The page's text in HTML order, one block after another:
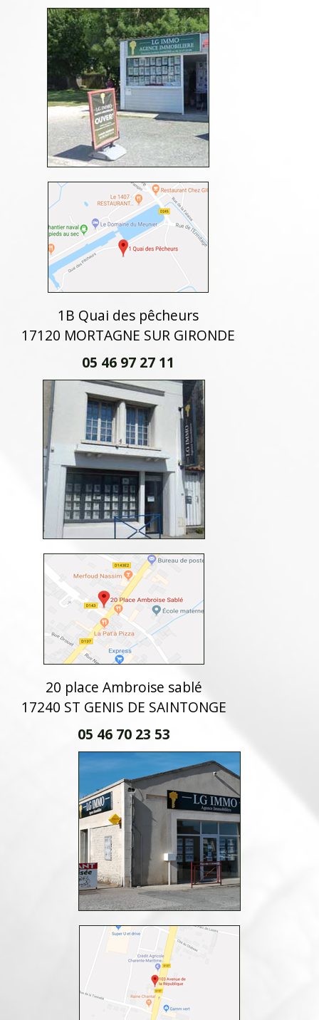
1B Quai des pêcheurs
17120 MORTAGNE SUR GIRONDE
05 46 97 27 11
20 place Ambroise sablé
17240 ST GENIS DE SAINTONGE
05 46 70 23 53